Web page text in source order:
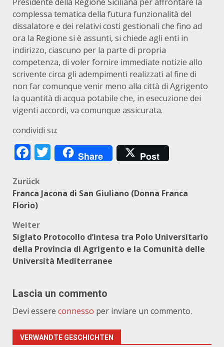
complessa tematica della futura funzionalità del
dissalatore e dei relativi costi gestionali che fino ad
ora la Regione si è assunti, si chiede agli enti in
indirizzo, ciascuno per la parte di propria
competenza, di voler fornire immediate notizie allo
scrivente circa gli adempimenti realizzati al fine di
non far comunque venir meno alla città di Agrigento
la quantità di acqua potabile che, in esecuzione dei
vigenti accordi, va comunque assicurata.
condividi su:
Facebook
Twitter
Share Post
Beitragsnavigation
Zurück
Franca Jacona di San Giuliano (Donna Franca
Florio)
Weiter
Siglato Protocollo d’intesa tra Polo Universitario
della Provincia di Agrigento e la Comunità delle
Università Mediterranee
Lascia un commento
Devi essere connesso per inviare un commento.
VERWANDTE GESCHICHTEN